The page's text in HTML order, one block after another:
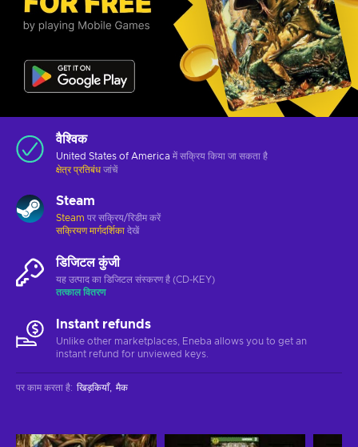
वैश्विक
United States of America में सक्रिय किया जा सकता है
क्षेत्र प्रतिबंध जांचें
Steam
Steam पर सक्रिय/रिडीम करें
सक्रियण मार्गदर्शिका देखें
डिजिटल कुंजी
यह उत्पाद का डिजिटल संस्करण है (CD-KEY)
तत्काल वितरण
Instant refunds
Unlike other marketplaces, Eneba allows you to get an
instant refund for unviewed keys.
पर काम करता है: खिड़कियाँ मैक